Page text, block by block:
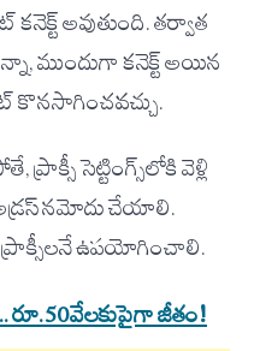
అవుతుంది. తర్వాత
ముందుగా కనెక్ట్ అయిన
కొనసాగించవచ్చు.
సెట్టింగ్స్‌లోకి వెళ్లి
అడ్రస్ నమోదు చేయాలి.
ప్రాక్సీలనే ఉపయోగించాలి.
రూ.50వేలకుపైగా జీతం!